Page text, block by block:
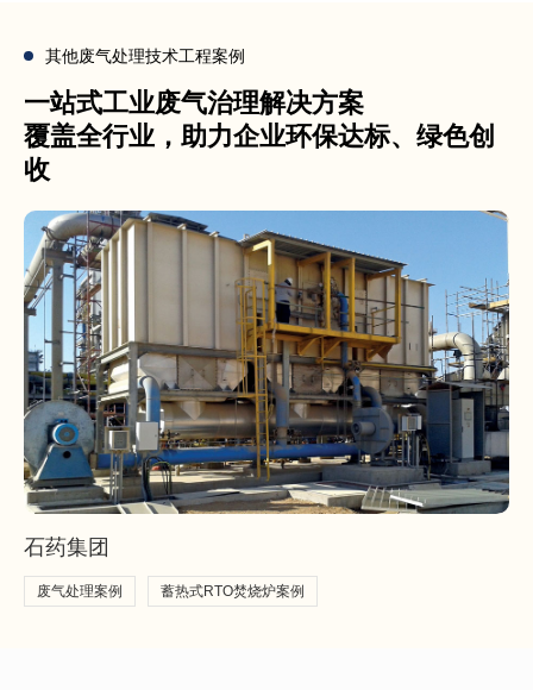
其他废气处理技术工程案例
一站式工业废气治理解决方案
覆盖全行业，助力企业环保达标、绿色创
收
石药集团
废气处理案例 蓄热式RTO焚烧炉案例